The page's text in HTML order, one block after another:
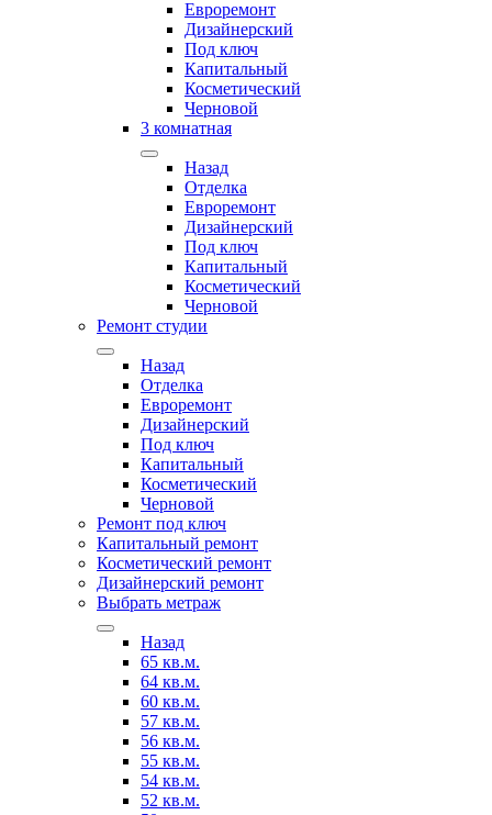
Евроремонт
Дизайнерский
Под ключ
Капитальный
Косметический
Черновой
3 комнатная
Назад
Отделка
Евроремонт
Дизайнерский
Под ключ
Капитальный
Косметический
Черновой
Ремонт студии
Назад
Отделка
Евроремонт
Дизайнерский
Под ключ
Капитальный
Косметический
Черновой
Ремонт под ключ
Капитальный ремонт
Косметический ремонт
Дизайнерский ремонт
Выбрать метраж
Назад
65 кв.м.
64 кв.м.
60 кв.м.
57 кв.м.
56 кв.м.
55 кв.м.
54 кв.м.
52 кв.м.